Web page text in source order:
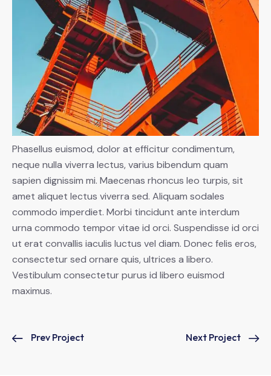
Phasellus euismod, dolor at efficitur condimentum,
neque nulla viverra lectus, varius bibendum quam
sapien dignissim mi. Maecenas rhoncus leo turpis, sit
amet aliquet lectus viverra sed. Aliquam sodales
commodo imperdiet. Morbi tincidunt ante interdum
urna commodo tempor vitae id orci. Suspendisse id orci
ut erat convallis iaculis luctus vel diam. Donec felis eros,
consectetur sed ornare quis, ultrices a libero.
Vestibulum consectetur purus id libero euismod
maximus.
Prev Project Next Project